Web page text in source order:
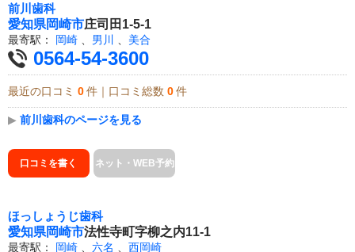
前川歯科
愛知県岡崎市庄司田1-5-1
最寄駅： 岡崎 、 男川 、 美合
0564-54-3600
最近の口コミ 0 件｜口コミ総数 0 件
▶ 前川歯科のページを見る
口コミを書く ネット・WEB予約
ほっしょうじ歯科
愛知県岡崎市法性寺町字柳之内11-1
最寄駅： 岡崎 、 六名 、 西岡崎